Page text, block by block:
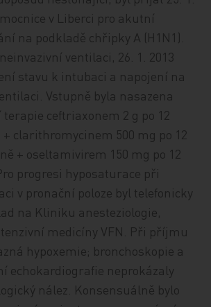
v Liberci pro akutní
na podkladě chřipky A (H1N1).
ventilaci, 26. 1. 2013
stavu k intubaci a napojení na
Vstupně byla nasazena
ceftriaxonem 2 g po 12
clarithromycinem 500 mg po 12
+ oseltamivirem 150 mg po 12
progresi hyposaturace při
v pronační poloze byl telefonicky
na Kliniku anesteziologie,
medicíny VFN. Při příjmu
hypoxemie; bronchoskopie a
echokardiografie neprokázaly
nález. Konsensuálně bylo